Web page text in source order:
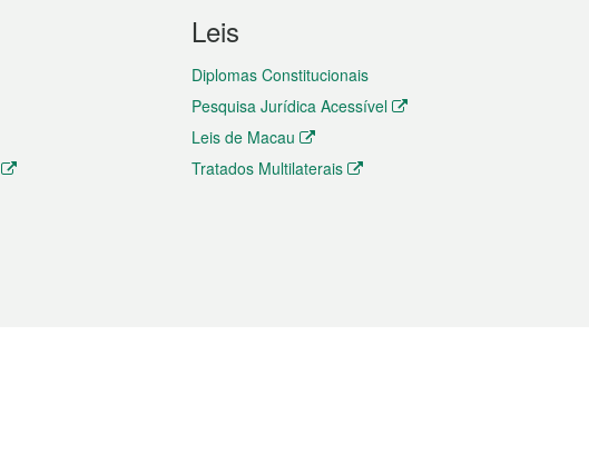
Leis
Diplomas Constitucionais
Pesquisa Jurídica Acessível
Leis de Macau
Tratados Multilaterais